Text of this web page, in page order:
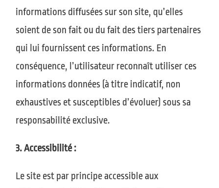
informations diffusées sur son site, qu’elles
soient de son fait ou du fait des tiers partenaires
qui lui fournissent ces informations. En
conséquence, l’utilisateur reconnaît utiliser ces
informations données (à titre indicatif, non
exhaustives et susceptibles d’évoluer) sous sa
responsabilité exclusive.
3. Accessibilité :
Le site est par principe accessible aux